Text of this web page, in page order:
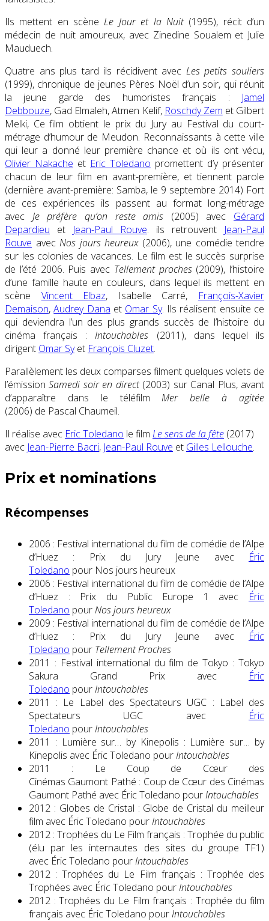
Ils mettent en scèneLe Jour et la Nuit (1995), récit d’un
médecin de nuit amoureux, avec Zinedine Soualem et Julie
Mauduech.
Quatre ans plus tard ils récidivent avec Les petits souliers
(1999), chronique de jeunes Pères Noël d’un soir, qui réunit
la jeune garde des humoristes français : Jamel
Debbouze, Gad Elmaleh, Atmen Kelif, Roschdy Zem et Gilbert
Melki, Ce film obtient le prix du Jury au Festival du court-
métrage d’humour de Meudon. Reconnaissants à cette ville
qui leur a donné leur première chance et où ils ont vécu,
Olivier Nakache et Eric Toledano promettent d’y présenter
chacun de leur film en avant-première, et tiennent parole
(dernière avant-première: Samba, le 9 septembre 2014) Fort
de ces expériences ils passent au format long-métrage
avec Je préfère qu’on reste amis (2005) avec Gérard
Depardieu et Jean-Paul Rouve. ils retrouvent Jean-Paul
Rouve avec Nos jours heureux(2006), une comédie tendre
sur les colonies de vacances. Le film est le succès surprise
de l’été 2006. Puis avec Tellement proches (2009), l’histoire
d’une famille haute en couleurs, dans lequel ils mettent en
scène Vincent Elbaz, Isabelle Carré, François-Xavier
Demaison,Audrey Dana et Omar Sy. Ils réalisent ensuite ce
qui deviendra l’un des plus grands succès de l’histoire du
cinéma français :Intouchables (2011), dans lequel ils
dirigent Omar Syet François Cluzet.
Parallèlement les deux comparses filment quelques volets de
l’émissionSamedi soir en direct(2003) sur Canal Plus, avant
d’apparaître dans le téléfilmMer belle à agitée
(2006) de Pascal Chaumeil.
Il réalise avec Eric Toledano le film Le sens de la fête (2017)
avec Jean-Pierre Bacri, Jean-Paul Rouve et Gilles Lellouche.
Prix et nominations
Récompenses
2006 : Festival international du film de comédie de l’Alpe
d’Huez : Prix du Jury Jeune avec Éric
Toledano pour Nos jours heureux
2006 : Festival international du film de comédie de l’Alpe
d’Huez : Prix du Public Europe 1 avec Éric
Toledano pourNos jours heureux
2009 : Festival international du film de comédie de l’Alpe
d’Huez : Prix du Jury Jeune avec Éric
Toledano pour Tellement Proches
2011 : Festival international du film de Tokyo : Tokyo
Sakura Grand Prix avec Éric
Toledano pourIntouchables
2011 : Le Label des Spectateurs UGC : Label des
Spectateurs UGC avec Éric
Toledano pourIntouchables
2011 : Lumière sur… by Kinepolis : Lumière sur… by
Kinepolis avec Éric Toledano pourIntouchables
2011 : Le Coup de Cœur des
Cinémas Gaumont Pathé : Coup de Cœur des Cinémas
Gaumont Pathé avec Éric Toledano pourIntouchables
2012 : Globes de Cristal : Globe de Cristal du meilleur
film avec Éric Toledano pourIntouchables
2012 : Trophées du Le Film français : Trophée du public
(élu par les internautes des sites du groupe TF1)
avec Éric Toledano pourIntouchables
2012 : Trophées du Le Film français : Trophée des
Trophées avec Éric Toledano pourIntouchables
2012 : Trophées du Le Film français : Trophée du film
français avec Éric Toledano pourIntouchables